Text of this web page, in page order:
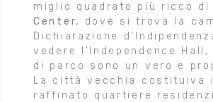
miglio quadrato più ricco di
Center,
dove si trova la
Dichiarazione
vedere l’Independence
di parco sono un vero e
La città vecchia costituiva
raffinato quartiere